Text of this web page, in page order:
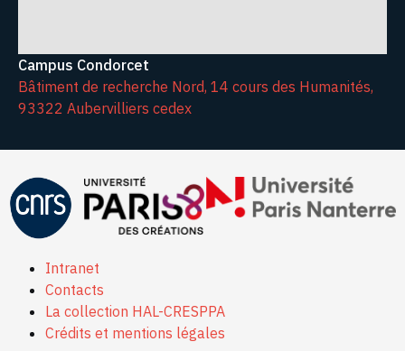
Campus Condorcet
Bâtiment de recherche Nord, 14 cours des Humanités,
93322 Aubervilliers cedex
Intranet
Contacts
La collection HAL-CRESPPA
Crédits et mentions légales